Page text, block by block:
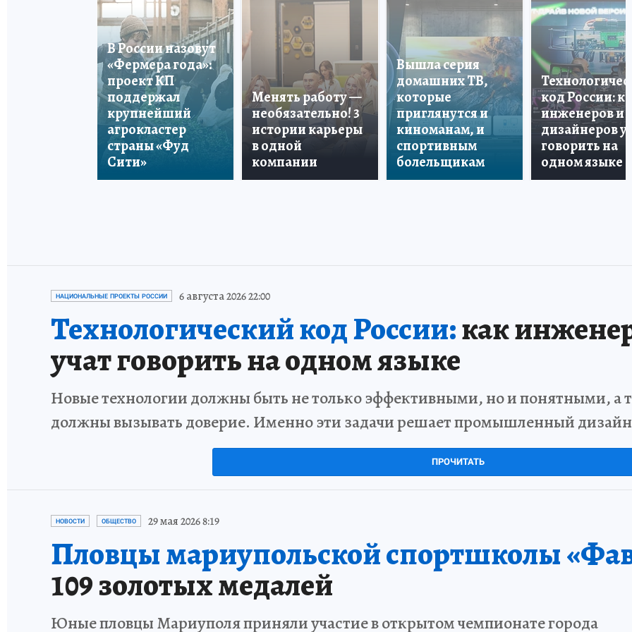
В России назовут
«Фермера года»:
проект КП
поддержал
крупнейший
агрокластер
страны «Фуд
Сити»
Менять работу —
необязательно! 3
истории карьеры
в одной
компании
Вышла серия
домашних ТВ,
которые
приглянутся и
киноманам, и
спортивным
болельщикам
код России: как
инженеров и
дизайнеров
говорить на
одном языке
НАЦИОНАЛЬНЫЕ ПРОЕКТЫ РОССИИ 6 августа 2026 22:00
Технологический код России:как
учат говорить на одном языке
Новые технологии должны быть не только эффективными, но и понятными, а
должны вызывать доверие. Именно эти задачи решает промышленный дизайн
ПРОЧИТАТЬ
НОВОСТИ ОБЩЕСТВО 29 мая 2026 8:19
Пловцы мариупольской спортшколы
109 золотых медалей
Юные пловцы Мариуполя приняли участие в открытом чемпионате города